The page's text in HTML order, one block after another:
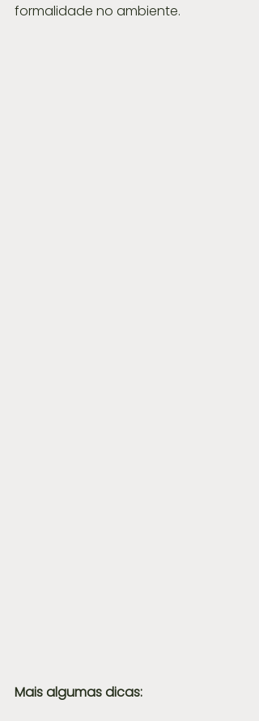
formalidade no ambiente.
Mais algumas dicas: